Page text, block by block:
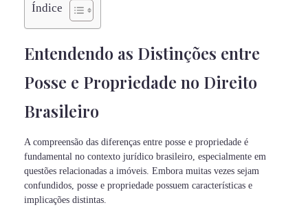
Índice
Entendendo as Distinções entre
Posse e Propriedade no Direito
Brasileiro
A compreensão das diferenças entre posse e propriedade é
fundamental no contexto jurídico brasileiro, especialmente em
questões relacionadas a imóveis. Embora muitas vezes sejam
confundidos, posse e propriedade possuem características e
implicações distintas.